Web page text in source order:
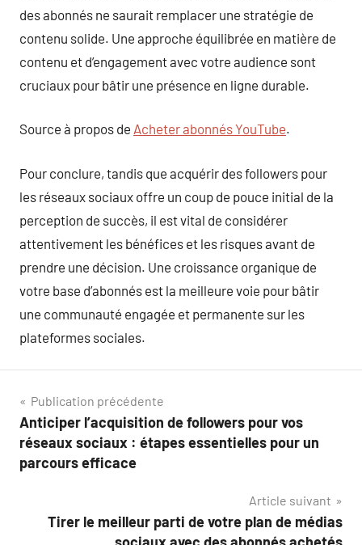
des abonnés ne saurait remplacer une stratégie de
contenu solide. Une approche équilibrée en matière de
contenu et d’engagement avec votre audience sont
cruciaux pour bâtir une présence en ligne durable.
Source à propos de Acheter abonnés YouTube.
Pour conclure, tandis que acquérir des followers pour
les réseaux sociaux offre un coup de pouce initial de la
perception de succès, il est vital de considérer
attentivement les bénéfices et les risques avant de
prendre une décision. Une croissance organique de
votre base d’abonnés est la meilleure voie pour bâtir
une communauté engagée et permanente sur les
plateformes sociales.
Navigation
de
l’article
Publication précédente
Anticiper l’acquisition de followers pour vos
réseaux sociaux : étapes essentielles pour un
parcours efficace
Article suivant
Tirer le meilleur parti de votre plan de médias